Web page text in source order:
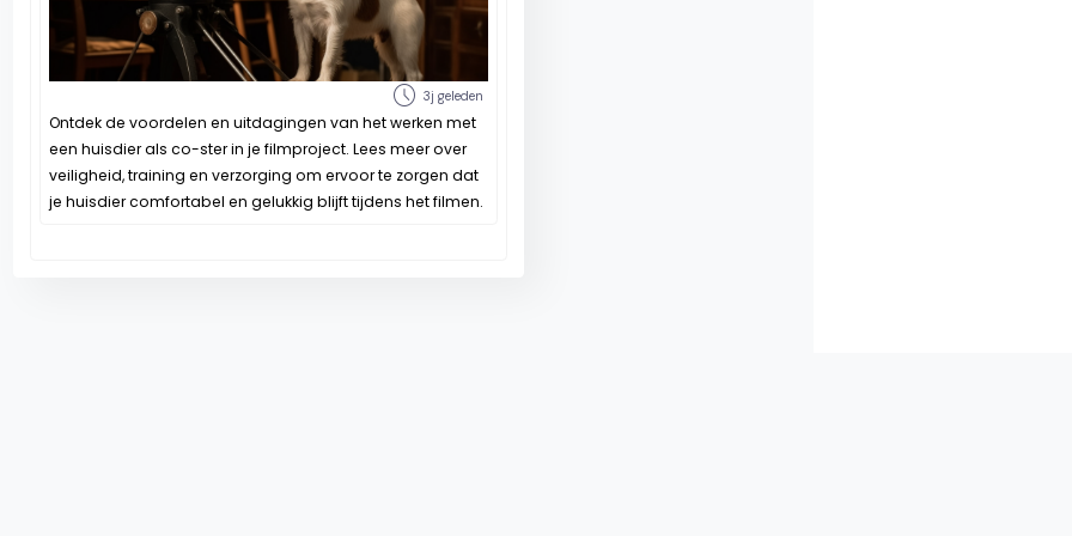
schedule 3j geleden
Ontdek de voordelen en uitdagingen van het werken met
een huisdier als co-ster in je filmproject. Lees meer over
veiligheid, training en verzorging om ervoor te zorgen dat
je huisdier comfortabel en gelukkig blijft tijdens het filmen.